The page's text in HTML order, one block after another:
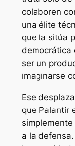
colaboren
una élite
que la sitúa
democrática
ser un
imaginarse
Ese
que Palantir
a la